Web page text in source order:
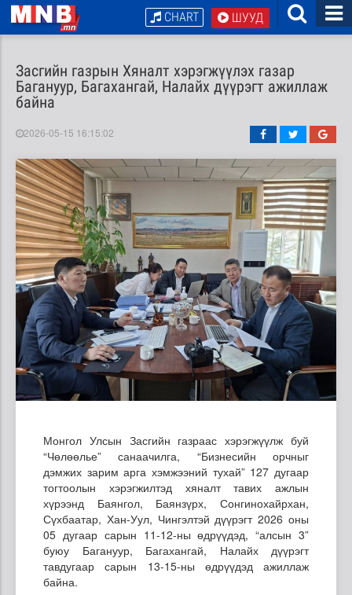
ШУУД
CHART
Засгийн газрын Хяналт хэрэгжүүлэх газар
Багануур, Багахангай, Налайх дүүрэгт ажиллаж
байна
2026-05-15 16:15:02
Монгол Улсын Засгийн газраас хэрэгжүүлж буй
“Чөлөөлье” санаачилга, “Бизнесийн орчныг
дэмжих зарим арга хэмжээний тухай” 127 дугаар
тогтоолын хэрэгжилтэд хяналт тавих ажлын
хүрээнд Баянгол, Баянзүрх, Сонгинохайрхан,
Сүхбаатар, Хан-Уул, Чингэлтэй дүүрэгт 2026 оны
05 дугаар сарын 11-12-ны өдрүүдэд, “алсын 3”
буюу Багануур, Багахангай, Налайх дүүрэгт
тавдугаар сарын 13-15-ны өдрүүдэд ажиллаж
байна.